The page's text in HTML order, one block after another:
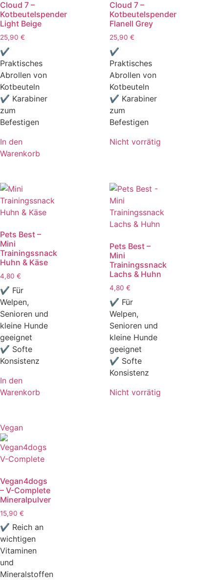
Cloud 7 –
Kotbeutelspender
Light Beige
25,90 €
✔
Praktisches
Abrollen von
Kotbeuteln
✔ Karabiner
zum
Befestigen
In den
Warenkorb
Cloud 7 –
Kotbeutelspender
Flanell Grey
25,90 €
✔
Praktisches
Abrollen von
Kotbeuteln
✔ Karabiner
zum
Befestigen
Nicht vorrätig
Pets Best –
Mini
Trainingssnack
Huhn & Käse
4,80 €
✔ Für
Welpen,
Senioren und
kleine Hunde
geeignet
✔ Softe
Konsistenz
In den
Warenkorb
Pets Best –
Mini
Trainingssnack
Lachs & Huhn
4,80 €
✔ Für
Welpen,
Senioren und
kleine Hunde
geeignet
✔ Softe
Konsistenz
Nicht vorrätig
Vegan
Vegan4dogs
– V-Complete
Mineralpulver
15,90 €
✔ Reich an
wichtigen
Vitaminen
und
Mineralstoffen